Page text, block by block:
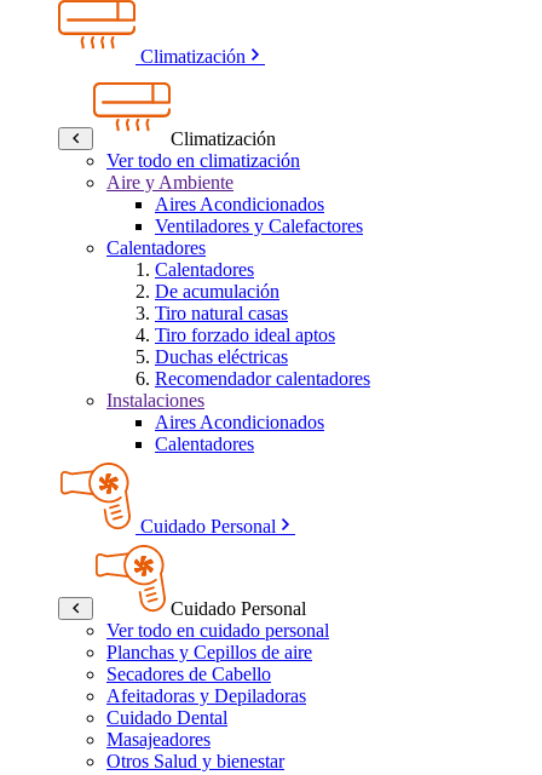
Climatización
Climatización
Ver todo en climatización
Aire y Ambiente
Aires Acondicionados
Ventiladores y Calefactores
Calentadores
Calentadores
De acumulación
Tiro natural casas
Tiro forzado ideal aptos
Duchas eléctricas
Recomendador calentadores
Instalaciones
Aires Acondicionados
Calentadores
Cuidado Personal
Cuidado Personal
Ver todo en cuidado personal
Planchas y Cepillos de aire
Secadores de Cabello
Afeitadoras y Depiladoras
Cuidado Dental
Masajeadores
Otros Salud y bienestar